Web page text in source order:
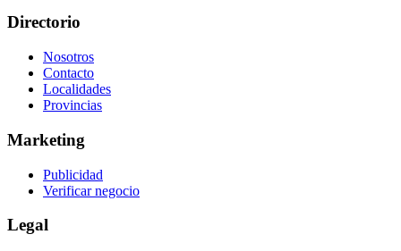
Directorio
Nosotros
Contacto
Localidades
Provincias
Marketing
Publicidad
Verificar negocio
Legal